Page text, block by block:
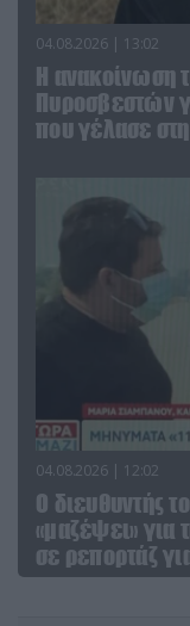
04.08.2026 | 13:02
Η ανακοίνωση
Πυροσβεστών
που γέλασε
04.08.2026 | 12:02
O διευθυντής
«μαζέψει»
σε ρεπορτάζ